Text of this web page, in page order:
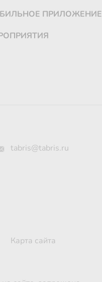
ПРИЛОЖЕНИЕ
tabris@tabris.ru
Карта сайта